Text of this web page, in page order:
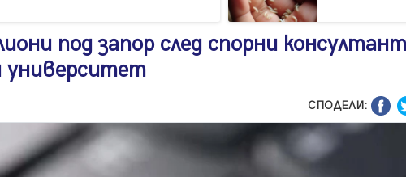
под запор след спорни
университет
СПОДЕЛИ: